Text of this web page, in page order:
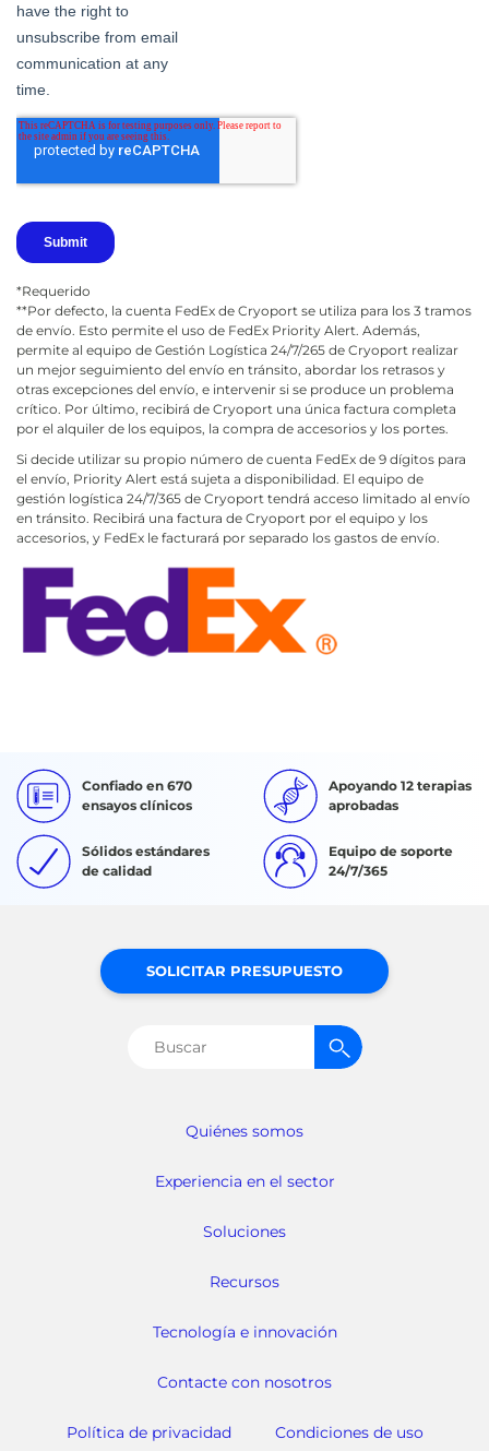
*Requerido
**Por defecto, la cuenta FedEx de Cryoport se utiliza para los 3 tramos
de envío. Esto permite el uso de FedEx Priority Alert. Además,
permite al equipo de Gestión Logística 24/7/265 de Cryoport realizar
un mejor seguimiento del envío en tránsito, abordar los retrasos y
otras excepciones del envío, e intervenir si se produce un problema
crítico. Por último, recibirá de Cryoport una única factura completa
por el alquiler de los equipos, la compra de accesorios y los portes.
Si decide utilizar su propio número de cuenta FedEx de 9 dígitos para
el envío, Priority Alert está sujeta a disponibilidad. El equipo de
gestión logística 24/7/365 de Cryoport tendrá acceso limitado al envío
en tránsito. Recibirá una factura de Cryoport por el equipo y los
accesorios, y FedEx le facturará por separado los gastos de envío.
Confiado en 670
ensayos clínicos
Apoyando 12 terapias
aprobadas
Sólidos estándares
de calidad
Equipo de soporte
24/7/365
Quiénes somos
Experiencia en el sector
Soluciones
Recursos
Tecnología e innovación
Contacte con nosotros
Política de privacidad Condiciones de uso
SOLICITAR PRESUPUESTO
Buscar: